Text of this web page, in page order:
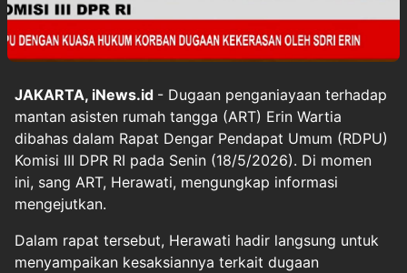
JAKARTA, iNews.id - Dugaan penganiayaan terhadap
mantan asisten rumah tangga (ART) Erin Wartia
dibahas dalam Rapat Dengar Pendapat Umum (RDPU)
Komisi III DPR RI pada Senin (18/5/2026). Di momen
ini, sang ART, Herawati, mengungkap informasi
mengejutkan.
Dalam rapat tersebut, Herawati hadir langsung untuk
menyampaikan kesaksiannya terkait dugaan